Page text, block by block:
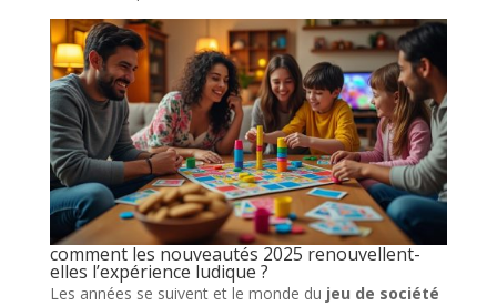
comment les nouveautés 2025 renouvellent-
elles l’expérience ludique ?
Les années se suivent et le monde du jeu de société